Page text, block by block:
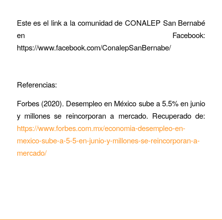
Este es el link a la comunidad de CONALEP San Bernabé
en Facebook:
https://www.facebook.com/ConalepSanBernabe/
Referencias:
Forbes (2020). Desempleo en México sube a 5.5% en junio
y millones se reincorporan a mercado. Recuperado de:
https://www.forbes.com.mx/economia-desempleo-en-
mexico-sube-a-5-5-en-junio-y-millones-se-reincorporan-a-
mercado/